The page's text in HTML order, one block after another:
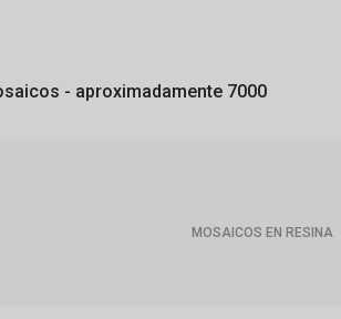
- aproximadamente 7000
MOSAICOS EN RESINA